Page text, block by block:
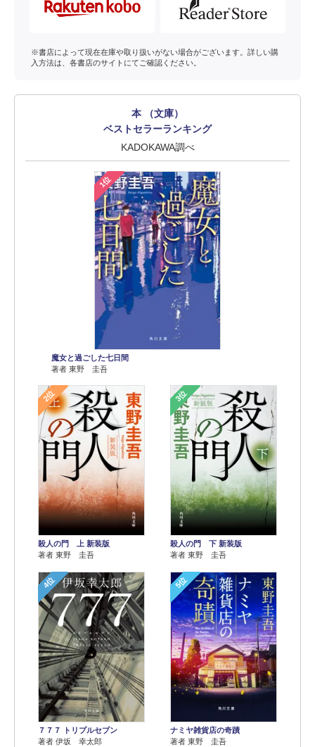
※書店によって現在在庫や取り扱いがない場合がございます。詳しい購
入方法は、各書店のサイトにてご確認ください。
本 （文庫）
ベストセラーランキング
KADOKAWA調べ
1位
魔女と過ごした七日間
著者 東野 圭吾
2位
殺人の門 上 新装版
著者 東野 圭吾
3位
殺人の門 下 新装版
著者 東野 圭吾
4位
７７７ トリプルセブン
著者 伊坂 幸太郎
5位
ナミヤ雑貨店の奇蹟
著者 東野 圭吾